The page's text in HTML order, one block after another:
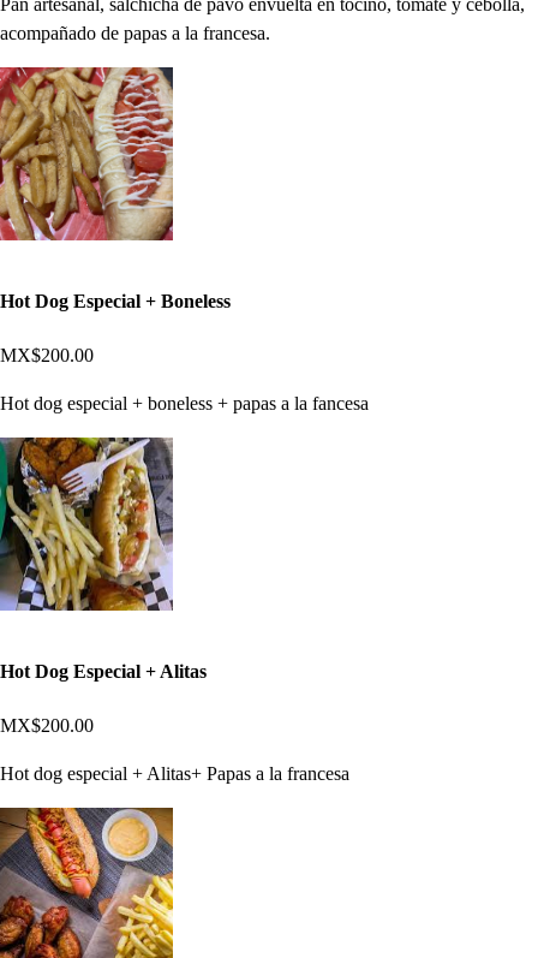
acompañado de papas a la francesa.
Hot Dog Especial + Boneless
MX$200.00
Hot dog especial + boneless + papas a la fancesa
Hot Dog Especial + Alitas
MX$200.00
Hot dog especial + Alitas+ Papas a la francesa